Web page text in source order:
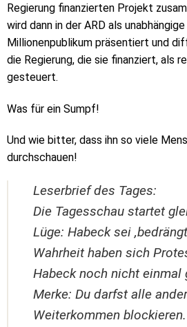
Regierung finanzierten Projekt
wird dann in der ARD als
Millionenpublikum präsentiert und
die Regierung, die sie finanziert, als
gesteuert.
Was für ein Sumpf!
Und wie bitter, dass ihn so viele
durchschauen!
Leserbrief des Tages:
Die Tagesschau startet
Lüge: Habeck sei
Wahrheit haben sich
Habeck noch nicht einmal
Merke: Du darfst alle
Weiterkommen